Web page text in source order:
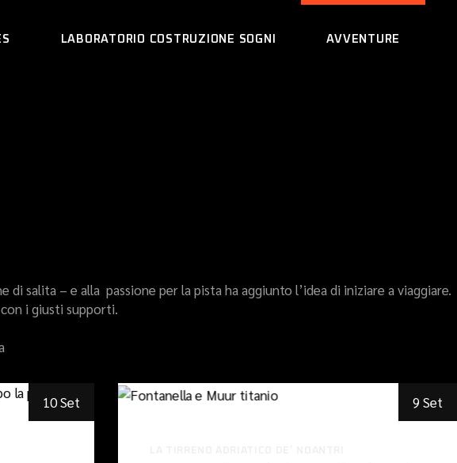
LABORATORIO COSTRUZIONE SOGNI AVVENTURE
salita – e alla passione per la pista ha aggiunto l’idea di iniziare a viaggiare.
i giusti supporti.
10 Set 9 Set